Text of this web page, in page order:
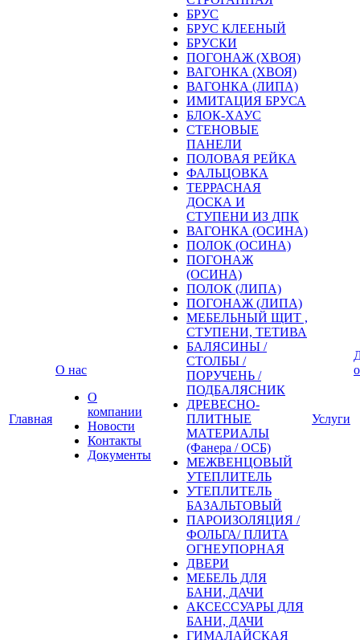
Главная
О нас
О
компании
Новости
Контакты
Документы
БРУС
БРУС КЛЕЕНЫЙ
БРУСКИ
ПОГОНАЖ (ХВОЯ)
ВАГОНКА (ХВОЯ)
ВАГОНКА (ЛИПА)
ИМИТАЦИЯ БРУСА
БЛОК-ХАУС
СТЕНОВЫЕ
ПАНЕЛИ
ПОЛОВАЯ РЕЙКА
ФАЛЬЦОВКА
ТЕРРАСНАЯ
ДОСКА И
СТУПЕНИ ИЗ ДПК
ВАГОНКА (ОСИНА)
ПОЛОК (ОСИНА)
ПОГОНАЖ
(ОСИНА)
ПОЛОК (ЛИПА)
ПОГОНАЖ (ЛИПА)
МЕБЕЛЬНЫЙ ЩИТ ,
СТУПЕНИ, ТЕТИВА
БАЛЯСИНЫ /
СТОЛБЫ /
ПОРУЧЕНЬ /
ПОДБАЛЯСНИК
ДРЕВЕСНО-
ПЛИТНЫЕ
МАТЕРИАЛЫ
(Фанера / ОСБ)
МЕЖВЕНЦОВЫЙ
УТЕПЛИТЕЛЬ
УТЕПЛИТЕЛЬ
БАЗАЛЬТОВЫЙ
ПАРОИЗОЛЯЦИЯ /
ФОЛЬГА/ ПЛИТА
ОГНЕУПОРНАЯ
ДВЕРИ
МЕБЕЛЬ ДЛЯ
БАНИ, ДАЧИ
АКСЕССУАРЫ ДЛЯ
БАНИ, ДАЧИ
ГИМАЛАЙСКАЯ
Услуги